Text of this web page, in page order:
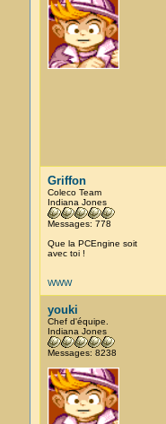
Griffon
Coleco Team
Indiana Jones
Messages: 778
Que la PCEngine soit
avec toi !
WWW
youki
Chef d'équipe.
Indiana Jones
Messages: 8238